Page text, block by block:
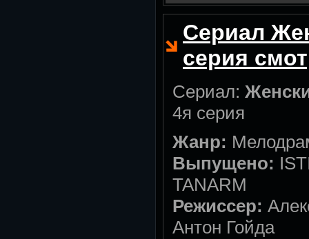
Сериал
серия
Сериал:
4я серия
Жанр:
Выпущено:
TANARM
Режиссер:
Антон Гойда